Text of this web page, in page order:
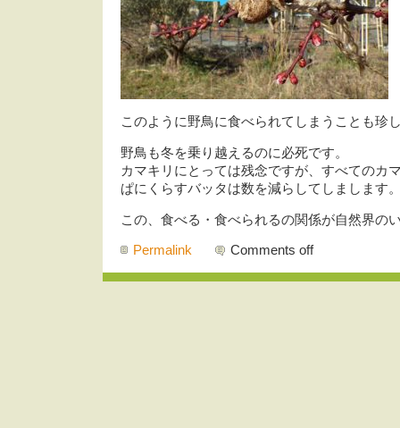
このように野鳥に食べられてしまうことも珍
野鳥も冬を乗り越えるのに必死です。
カマキリにとっては残念ですが、すべてのカ
ぱにくらすバッタは数を減らしてしまします
この、食べる・食べられるの関係が自然界の
Permalink Comments off